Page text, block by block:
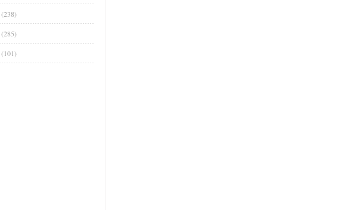
(238)
(285)
(101)